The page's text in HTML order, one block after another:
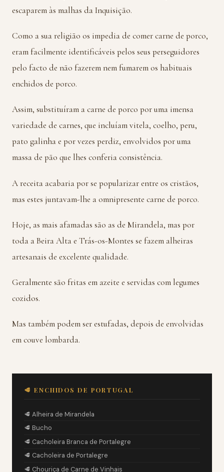
escaparem às malhas da Inquisição.
Como a sua religião os impedia de comer carne de porco,
eram facilmente identificáveis pelos seus perseguidores
pelo facto de não fazerem nem fumarem os habituais
enchidos de porco.
Assim, substituíram a carne de porco por uma imensa
variedade de carnes, que incluíam vitela, coelho, peru,
pato galinha e por vezes perdiz, envolvidos por uma
massa de pão que lhes conferia consistência.
A receita acabaria por se popularizar entre os cristãos,
mas estes juntavam-lhe a omnipresente carne de porco.
Hoje, as mais afamadas são as de Mirandela, mas por
toda a Beira Alta e Trás-os-Montes se fazem alheiras
artesanais de excelente qualidade.
Geralmente são fritas em azeite e servidas com legumes
cozidos.
Mas também podem ser estufadas, depois de envolvidas
em couve lombarda.
🥩 ENCHIDOS DE PORTUGAL
🥩 Alheira de Mirandela
🥩 Bucho
🥩 Cacholeira Branca de Portalegre
🥩 Cacholeira de Portalegre
🥩 Chouriça de Carne de Vinhais